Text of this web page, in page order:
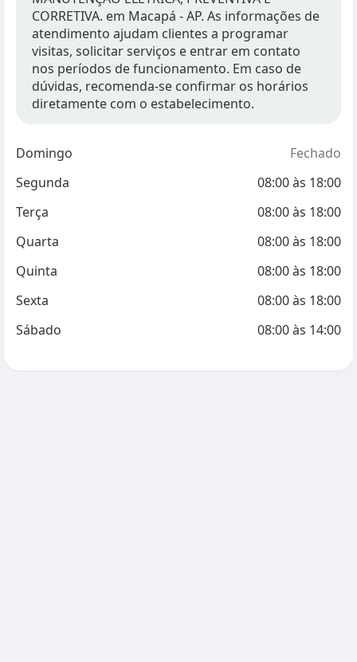
CORRETIVA. em Macapá - AP. As informações de
atendimento ajudam clientes a programar
visitas, solicitar serviços e entrar em contato
nos períodos de funcionamento. Em caso de
dúvidas, recomenda-se confirmar os horários
diretamente com o estabelecimento.
Domingo
Fechado
Segunda
08:00às 18:00
Terça
08:00às 18:00
Quarta
08:00às 18:00
Quinta
08:00às 18:00
Sexta
08:00às 18:00
Sábado
08:00às 14:00